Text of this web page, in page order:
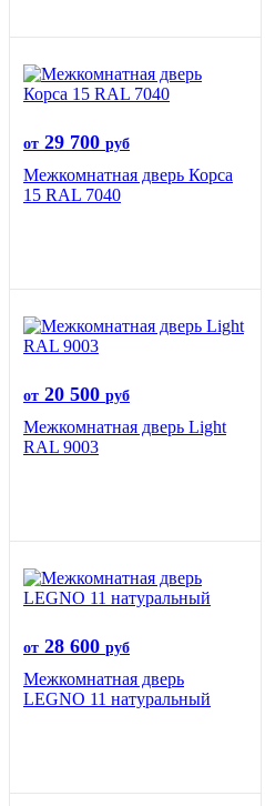
от 29 700 руб
Межкомнатная дверь Корса
15 RAL 7040
от 20 500 руб
Межкомнатная дверь Light
RAL 9003
от 28 600 руб
Межкомнатная дверь
LEGNO 11 натуральный